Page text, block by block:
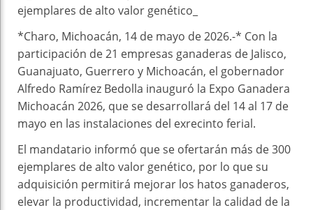
ejemplares de alto valor genético_
*Charo, Michoacán, 14 de mayo de 2026.-* Con la
participación de 21 empresas ganaderas de Jalisco,
Guanajuato, Guerrero y Michoacán, el gobernador
Alfredo Ramírez Bedolla inauguró la Expo Ganadera
Michoacán 2026, que se desarrollará del 14 al 17 de
mayo en las instalaciones del exrecinto ferial.
El mandatario informó que se ofertarán más de 300
ejemplares de alto valor genético, por lo que su
adquisición permitirá mejorar los hatos ganaderos,
elevar la productividad, incrementar la calidad de la